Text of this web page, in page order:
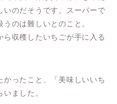
のだそうです。スーパーで
のは難しいとのこと。
収穫したいちごが手に入る
ったこと、「美味しいいち
ました。